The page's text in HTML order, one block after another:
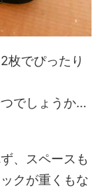
枚でぴったり
でしょうか…
、スペースも
クが重くもな